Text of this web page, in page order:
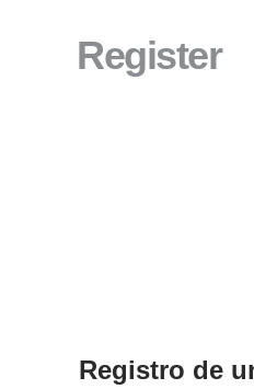
Register
Registro de